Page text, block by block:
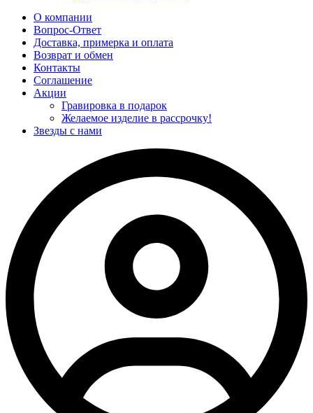
О компании
Вопрос-Ответ
Доставка, примерка и оплата
Возврат и обмен
Контакты
Соглашение
Акции
Гравировка в подарок
Желаемое изделие в рассрочку!
Звезды с нами